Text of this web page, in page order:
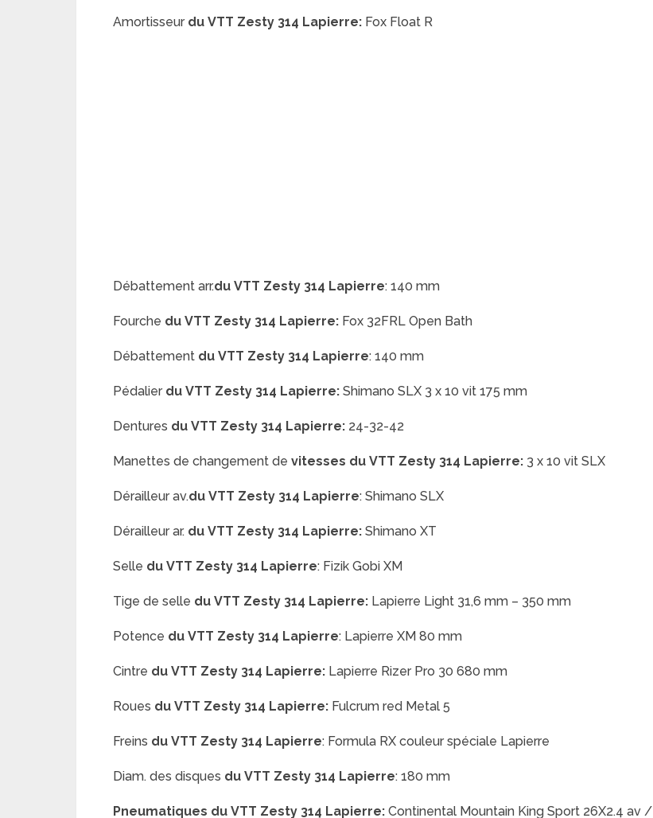
Amortisseur du VTT Zesty 314 Lapierre: Fox Float R
Débattement arr.du VTT Zesty 314 Lapierre: 140 mm
Fourche du VTT Zesty 314 Lapierre: Fox 32FRL Open Bath
Débattement du VTT Zesty 314 Lapierre: 140 mm
Pédalier du VTT Zesty 314 Lapierre: Shimano SLX 3 x 10 vit 175 mm
Dentures du VTT Zesty 314 Lapierre: 24-32-42
Manettes de changement de vitesses du VTT Zesty 314 Lapierre: 3 x 10 vit SLX
Dérailleur av.du VTT Zesty 314 Lapierre: Shimano SLX
Dérailleur ar. du VTT Zesty 314 Lapierre: Shimano XT
Selle du VTT Zesty 314 Lapierre: Fizik Gobi XM
Tige de selle du VTT Zesty 314 Lapierre: Lapierre Light 31,6 mm – 350 mm
Potence du VTT Zesty 314 Lapierre: Lapierre XM 80 mm
Cintre du VTT Zesty 314 Lapierre: Lapierre Rizer Pro 30 680 mm
Roues du VTT Zesty 314 Lapierre: Fulcrum red Metal 5
Freins du VTT Zesty 314 Lapierre: Formula RX couleur spéciale Lapierre
Diam. des disques du VTT Zesty 314 Lapierre: 180 mm
Pneumatiques du VTT Zesty 314 Lapierre: Continental Mountain King Sport 26X2.4 av /